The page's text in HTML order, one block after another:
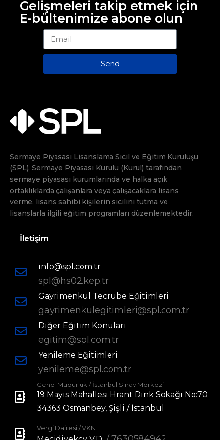
Gelişmeleri takip etmek için
E-bültenimize abone olun
Send
Sermaye Piyasası Lisanslama Sicil ve Eğitim Kuruluşu
(SPL), Sermaye Piyasası Kurulu (Kurul) tarafından
sermaye piyasası kurumlarında ve halka açık
ortaklıklarda çalışanlara veya çalışacaklara lisans
verme, lisans sahibi kişilerin sicilini tutma ve
lisanslarla ilgili eğitim programları düzenlemektedir.
İletişim
info@spl.com.tr
spl@hs02.kep.tr
Gayrimenkul Tecrübe Eğitimleri
gayrimenkulegitimleri@spl.com.tr
Diğer Eğitim Konuları
egitim@spl.com.tr
Yenileme Eğitimleri
yenileme@spl.com.tr
Genel Müdürlük / İstanbul Sınav Merkezi
19 Mayıs Mahallesi Hrant Dink Sokağı No:70
34363 Osmanbey, Şişli / İstanbul
Vergi Dairesi / VKN